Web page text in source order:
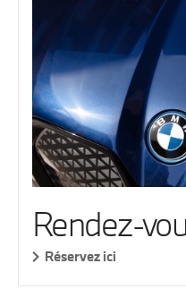
Rendez-
Réservez ici